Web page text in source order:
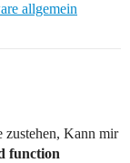
allgemein
zustehen, Kann mir
function